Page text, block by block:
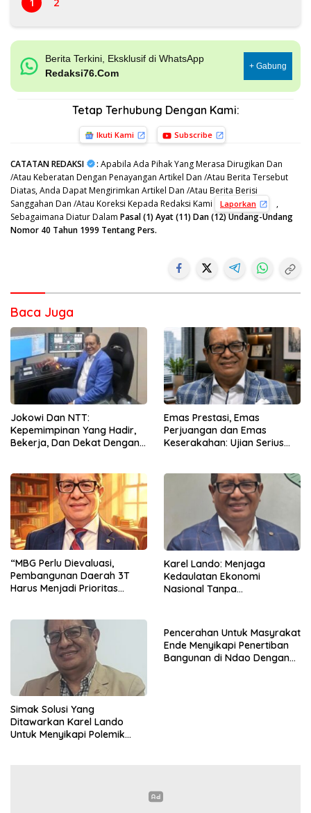
Berita Terkini, Eksklusif di WhatsApp
Redaksi76.Com
+ Gabung
Tetap Terhubung Dengan Kami:
Ikuti Kami Subscribe
CATATAN REDAKSI : Apabila Ada Pihak Yang Merasa Dirugikan Dan
/Atau Keberatan Dengan Penayangan Artikel Dan /Atau Berita Tersebut
Diatas, Anda Dapat Mengirimkan Artikel Dan /Atau Berita Berisi
Sanggahan Dan /Atau Koreksi Kepada Redaksi Kami
Laporkan
,
Sebagaimana Diatur Dalam Pasal (1) Ayat (11) Dan (12) Undang-Undang
Nomor 40 Tahun 1999 Tentang Pers.
Baca Juga
Jokowi Dan NTT:
Kepemimpinan Yang Hadir,
Bekerja, Dan Dekat Dengan
Emas Prestasi, Emas
Perjuangan dan Emas
Keserakahan: Ujian Serius
“MBG Perlu Dievaluasi,
Pembangunan Daerah 3T
Harus Menjadi Prioritas
Karel Lando: Menjaga
Kedaulatan Ekonomi
Nasional Tanpa
Simak Solusi Yang
Ditawarkan Karel Lando
Untuk Menyikapi Polemik
Pencerahan Untuk Masyrakat
Ende Menyikapi Penertiban
Bangunan di Ndao Dengan